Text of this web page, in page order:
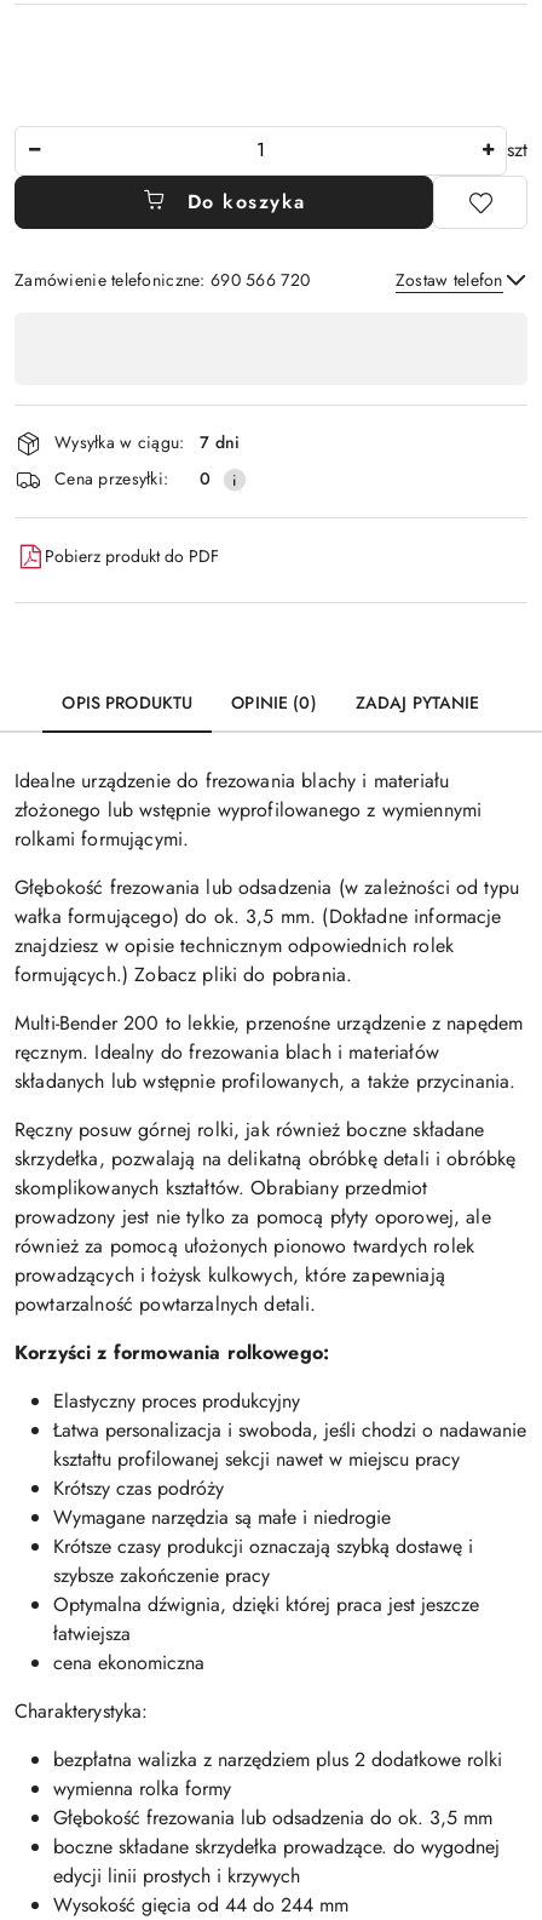
szt
Do koszyka
Zamówienie telefoniczne: 690 566 720 Zostaw telefon
płatność
i
dostawa
Wysyłka w ciągu:
7 dni
Cena przesyłki:
0
Pobierz produkt do PDF
OPIS PRODUKTU OPINIE (0) ZADAJ PYTANIE
Idealne urządzenie do frezowania blachy i materiału
złożonego lub wstępnie wyprofilowanego z wymiennymi
rolkami formującymi.
Głębokość frezowania lub odsadzenia (w zależności od typu
wałka formującego) do ok. 3,5 mm. (Dokładne informacje
znajdziesz w opisie technicznym odpowiednich rolek
formujących.) Zobacz pliki do pobrania.
Multi-Bender 200 to lekkie, przenośne urządzenie z napędem
ręcznym. Idealny do frezowania blach i materiałów
składanych lub wstępnie profilowanych, a także przycinania.
Ręczny posuw górnej rolki, jak również boczne składane
skrzydełka, pozwalają na delikatną obróbkę detali i obróbkę
skomplikowanych kształtów. Obrabiany przedmiot
prowadzony jest nie tylko za pomocą płyty oporowej, ale
również za pomocą ułożonych pionowo twardych rolek
prowadzących i łożysk kulkowych, które zapewniają
powtarzalność powtarzalnych detali.
Korzyści z formowania rolkowego:
Elastyczny proces produkcyjny
Łatwa personalizacja i swoboda, jeśli chodzi o nadawanie
kształtu profilowanej sekcji nawet w miejscu pracy
Krótszy czas podróży
Wymagane narzędzia są małe i niedrogie
Krótsze czasy produkcji oznaczają szybką dostawę i
szybsze zakończenie pracy
Optymalna dźwignia, dzięki której praca jest jeszcze
łatwiejsza
cena ekonomiczna
Charakterystyka:
bezpłatna walizka z narzędziem plus 2 dodatkowe rolki
wymienna rolka formy
Głębokość frezowania lub odsadzenia do ok. 3,5 mm
boczne składane skrzydełka prowadzące. do wygodnej
edycji linii prostych i krzywych
Wysokość gięcia od 44 do 244 mm